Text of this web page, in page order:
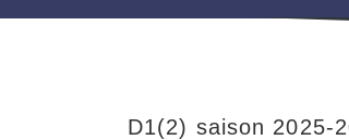
D1(2) saison 2025-